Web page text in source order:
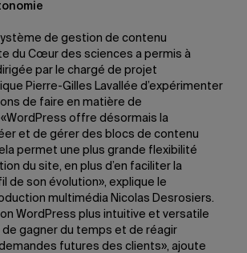
de gestion de contenu
du Cœur des sciences a permis à
dirigée par le chargé de projet
Pierre-Gilles Lavallée d’expérimenter
de faire en matière de
offre désormais la
et de gérer des blocs de contenu
permet une plus grande flexibilité
du site, en plus d’en faciliter la
de son évolution», explique le
multimédia Nicolas Desrosiers.
WordPress plus intuitive et versatile
gagner du temps et de réagir
futures des clients», ajoute